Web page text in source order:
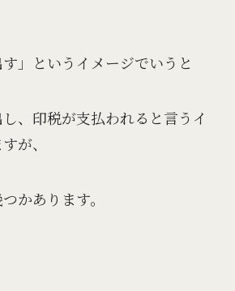
」というイメージでいうと
、印税が支払われると言うイ
が、
かあります。